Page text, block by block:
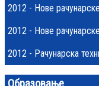
2012 - Нове
2012 - Нове
2012 - Рачунарска